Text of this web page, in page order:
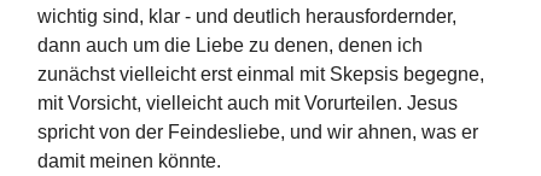
wichtig sind, klar - und deutlich herausfordernder,
dann auch um die Liebe zu denen, denen ich
zunächst vielleicht erst einmal mit Skepsis begegne,
mit Vorsicht, vielleicht auch mit Vorurteilen. Jesus
spricht von der Feindesliebe, und wir ahnen, was er
damit meinen könnte.